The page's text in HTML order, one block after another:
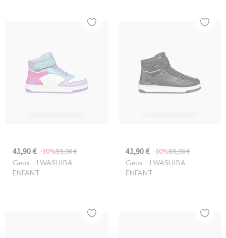
41,90 € 59,90 €
-30%
Geox- J WASHIBA
ENFANT
41,90 € 59,90 €
-30%
Geox- J WASHIBA
ENFANT